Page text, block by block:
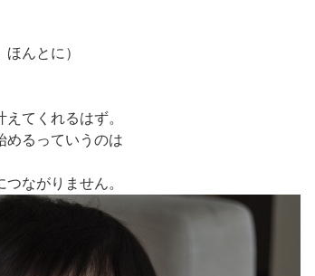
んとに）
てくれるはず。
めるっていうのは
ながりません。